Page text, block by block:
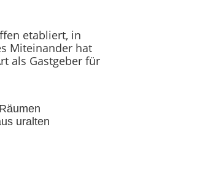
etabliert, in
Miteinander hat
als Gastgeber für
uralten